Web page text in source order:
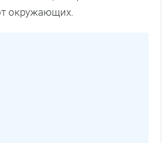
окружающих.